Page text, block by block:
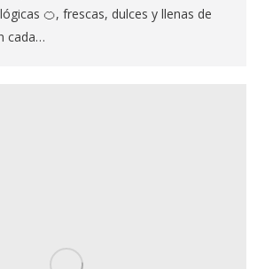
🍊, frescas, dulces y llenas de
cada…